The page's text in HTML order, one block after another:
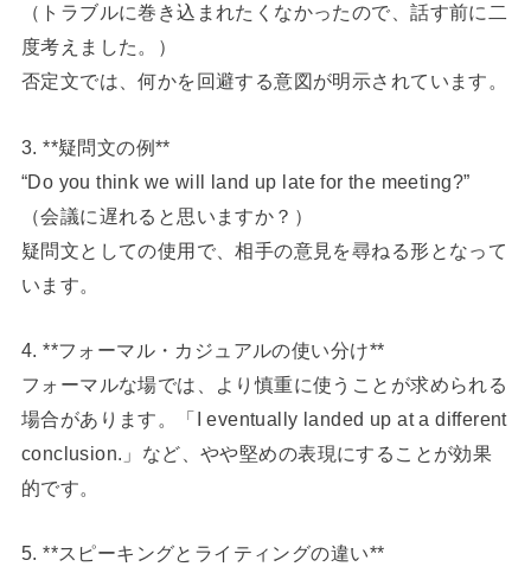
（トラブルに巻き込まれたくなかったので、話す前に二
度考えました。）
否定文では、何かを回避する意図が明示されています。
3. **疑問文の例**
“Do you think we will land up late for the meeting?”
（会議に遅れると思いますか？）
疑問文としての使用で、相手の意見を尋ねる形となって
います。
4. **フォーマル・カジュアルの使い分け**
フォーマルな場では、より慎重に使うことが求められる
場合があります。「I eventually landed up at a different
conclusion.」など、やや堅めの表現にすることが効果
的です。
5. **スピーキングとライティングの違い**